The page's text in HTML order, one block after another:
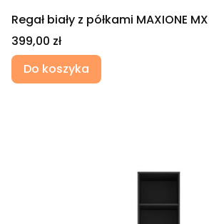
Regał biały z półkami MAXIONE
Cena
399,00 zł
Do koszyka